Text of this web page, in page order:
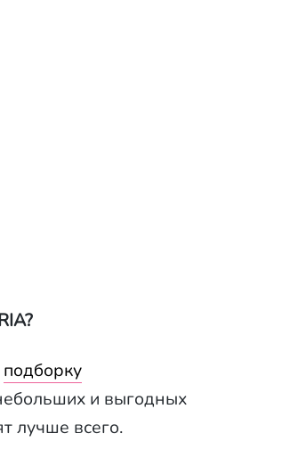
подборку
и выгодных
лучше всего.